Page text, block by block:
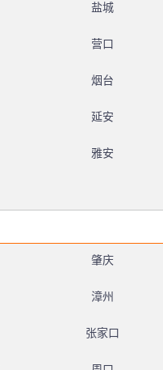
盐城
营口
烟台
延安
雅安
肇庆
漳州
张家口